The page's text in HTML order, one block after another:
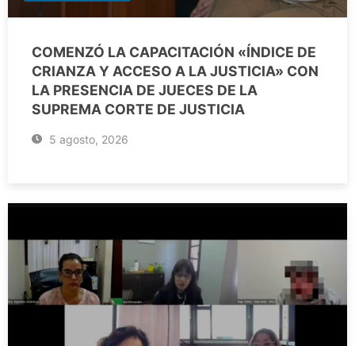
COMENZÓ LA CAPACITACIÓN «ÍNDICE DE
CRIANZA Y ACCESO A LA JUSTICIA» CON
LA PRESENCIA DE JUECES DE LA
SUPREMA CORTE DE JUSTICIA
5 agosto, 2026